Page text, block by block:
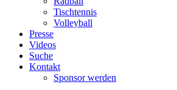
Tischtennis
Volleyball
Presse
Videos
Suche
Kontakt
Sponsor werden